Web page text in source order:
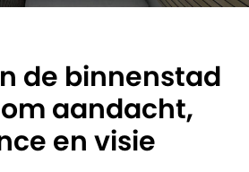
de binnenstad
aandacht,
en visie